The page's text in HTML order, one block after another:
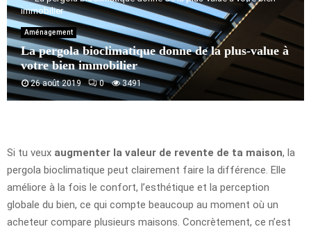
immobilier
Aménagement
La pergola bioclimatique donne de la plus-value à
votre bien immobilier
26 août 2019 0 3491
Si tu veux augmenter la valeur de revente de ta maison, la
pergola bioclimatique peut clairement faire la différence. Elle
améliore à la fois le confort, l’esthétique et la perception
globale du bien, ce qui compte beaucoup au moment où un
acheteur compare plusieurs maisons. Concrètement, ce n’est